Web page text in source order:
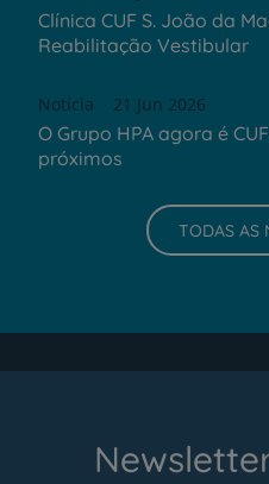
Clínica CUF S. João da
Reabilitação Vestibular
Notícia 21 Jun 2026
O Grupo HPA agora é
próximos
TODAS AS